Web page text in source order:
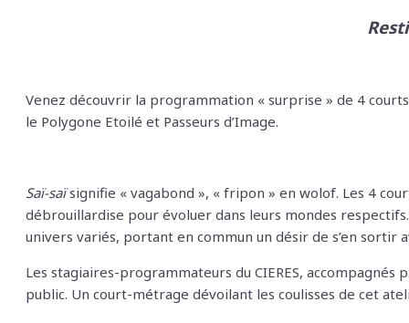
Venez découvrir la programmation « surprise » de 4
le Polygone Etoilé et Passeurs d’Image.
Saï-saïsignifie « vagabond », « fripon » en wolof. Les 4
débrouillardise pour évoluer dans leurs mondes
univers variés, portant en commun un désir de s’en sortir
Les stagiaires-programmateurs du CIERES,
public. Un court-métrage dévoilant les coulisses de cet